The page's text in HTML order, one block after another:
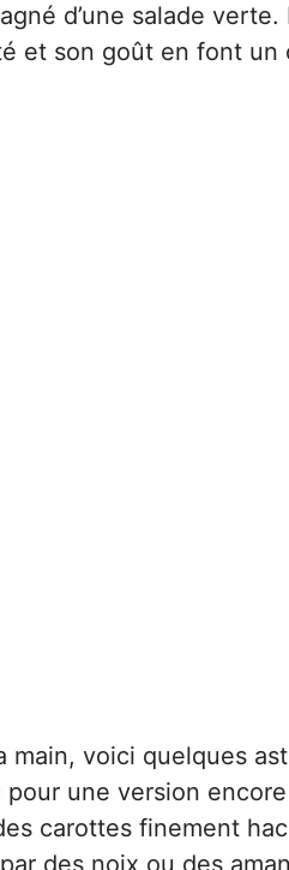
d’une salade
et son goût en font
main, voici quelques
une version
carottes finement
des noix ou des